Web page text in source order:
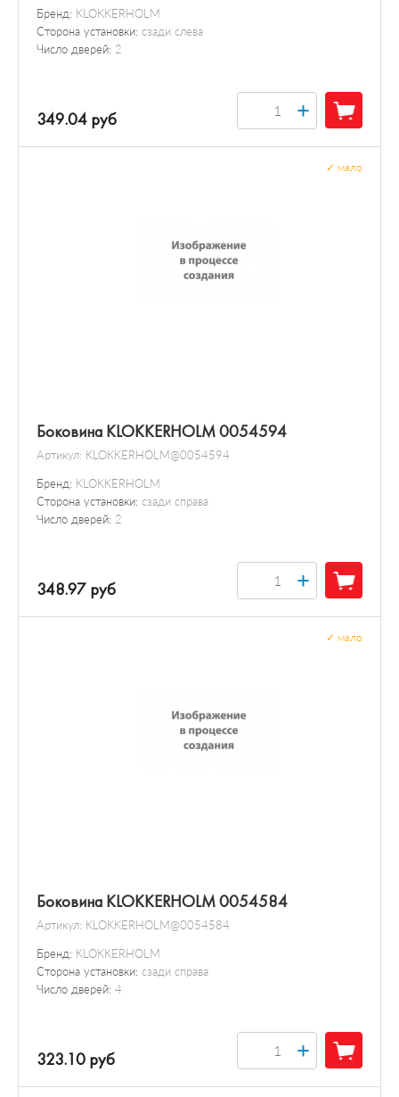
Бренд: KLOKKERHOLM
Сторона установки: сзади слева
Число дверей: 2
349.04 руб +
Боковина KLOKKERHOLM 0054594
Артикул: KLOKKERHOLM@0054594
Бренд: KLOKKERHOLM
Сторона установки: сзади справа
Число дверей: 2
мало
348.97 руб +
Боковина KLOKKERHOLM 0054584
Артикул: KLOKKERHOLM@0054584
Бренд: KLOKKERHOLM
Сторона установки: сзади справа
Число дверей: 4
мало
323.10 руб +